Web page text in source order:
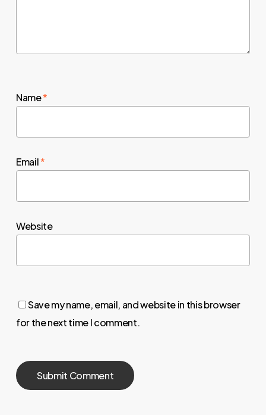
Name*
Email*
Website
Save my name, email, and website in this browser
for the next time I comment.